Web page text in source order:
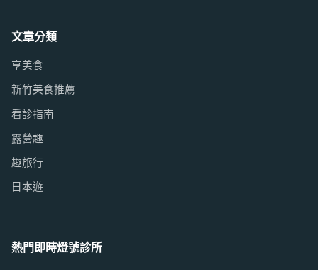
文章分類
享美食
新竹美食推薦
看診指南
露營趣
趣旅行
日本遊
熱門即時燈號診所